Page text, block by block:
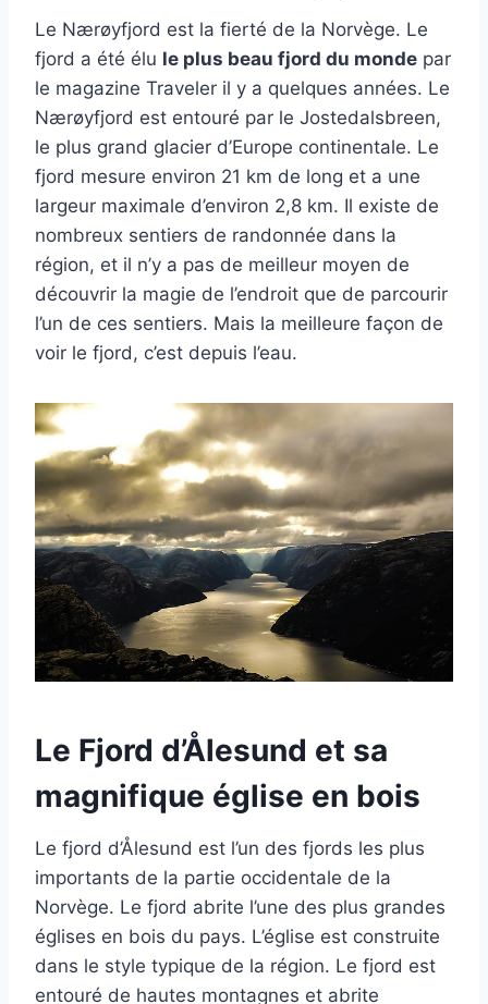
Le Nærøyfjord est la fierté de la Norvège. Le
fjord a été élu le plus beau fjord du monde par
le magazine Traveler il y a quelques années. Le
Nærøyfjord est entouré par le Jostedalsbreen,
le plus grand glacier d’Europe continentale. Le
fjord mesure environ 21 km de long et a une
largeur maximale d’environ 2,8 km. Il existe de
nombreux sentiers de randonnée dans la
région, et il n’y a pas de meilleur moyen de
découvrir la magie de l’endroit que de parcourir
l’un de ces sentiers. Mais la meilleure façon de
voir le fjord, c’est depuis l’eau.
Le Fjord d’Ålesund et sa
magnifique église en bois
Le fjord d’Ålesund est l’un des fjords les plus
importants de la partie occidentale de la
Norvège. Le fjord abrite l’une des plus grandes
églises en bois du pays. L’église est construite
dans le style typique de la région. Le fjord est
entouré de hautes montagnes et abrite